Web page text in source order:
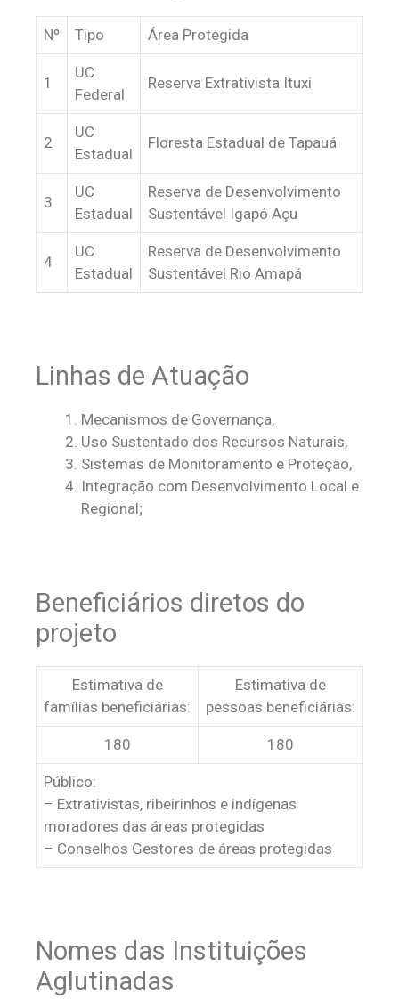
Nº Tipo Área Protegida
1
UC
Federal
Reserva Extrativista Ituxi
2
UC
Estadual
Floresta Estadual de Tapauá
3
UC
Estadual
Reserva de Desenvolvimento
Sustentável Igapó Açu
4
UC
Estadual
Reserva de Desenvolvimento
Sustentável Rio Amapá
Linhas de Atuação
Mecanismos de Governança,
Uso Sustentado dos Recursos Naturais,
Sistemas de Monitoramento e Proteção,
Integração com Desenvolvimento Local e
Regional;
Beneficiários diretos do
projeto
Estimativa de
famílias beneficiárias:
Estimativa de
pessoas beneficiárias:
180 180
Público:
– Extrativistas, ribeirinhos e indígenas
moradores das áreas protegidas
– Conselhos Gestores de áreas protegidas
Nomes das Instituições
Aglutinadas